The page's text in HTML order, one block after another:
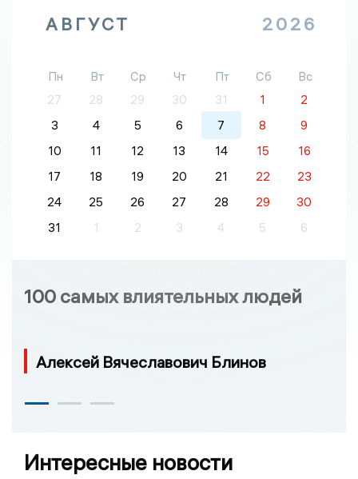
АВГУСТ 2026
Пн Вт Ср Чт Пт Сб
Вс
27
28 29 30 31 1
2
3
4 5 6 7 8
9
10
11 12 13 14 15
16
17
18 19 20 21 22
23
24
25 26 27 28 29
30
31
1 2 3 4 5 6
100 самых влиятельных людей
Алексей Вячеславович Блинов
Интересные новости